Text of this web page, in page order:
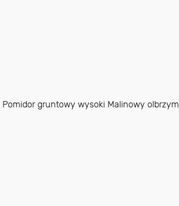
Pomidor gruntowy wysoki Malinowy olbrzym